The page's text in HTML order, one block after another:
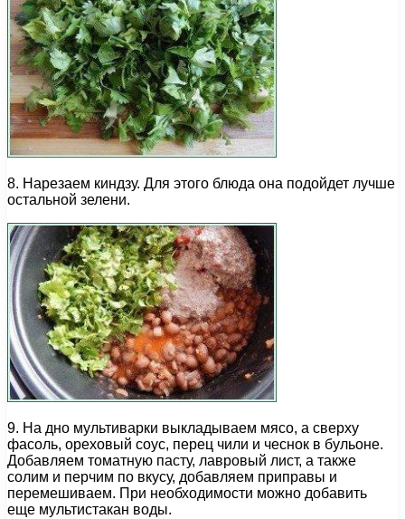
8. Нарезаем киндзу. Для этого блюда она подойдет лучше
остальной зелени.
9. На дно мультиварки выкладываем мясо, а сверху
фасоль, ореховый соус, перец чили и чеснок в бульоне.
Добавляем томатную пасту, лавровый лист, а также
солим и перчим по вкусу, добавляем приправы и
перемешиваем. При необходимости можно добавить
еще мультистакан воды.